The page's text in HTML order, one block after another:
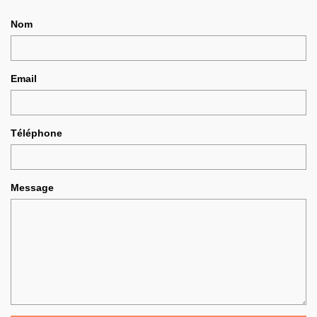
Nom
Email
Téléphone
Message